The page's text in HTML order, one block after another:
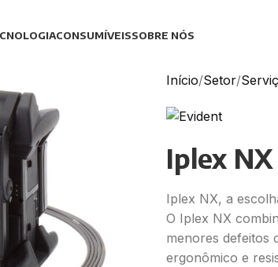
CONSUMÍVEISSOBRE NÓS
Início Setor
Iplex NX
Iplex NX, a
O Iplex NX
menores defeitos
ergonômico e